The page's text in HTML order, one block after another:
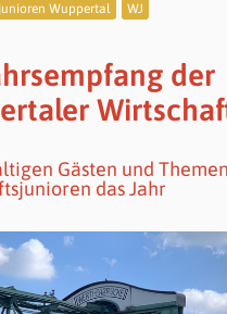
Wuppertal WJ
der
Gästen und
das Jahr